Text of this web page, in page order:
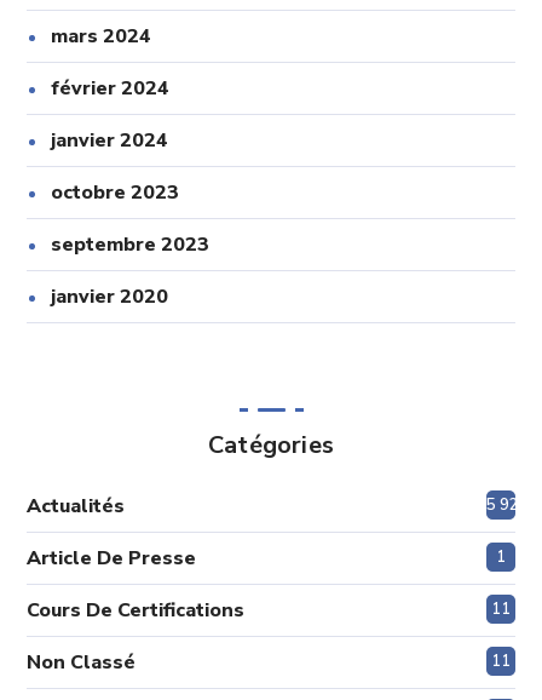
mars 2024
février 2024
janvier 2024
octobre 2023
septembre 2023
janvier 2020
Catégories
Actualités 5 920
Article De Presse 1
Cours De Certifications 11
Non Classé 11